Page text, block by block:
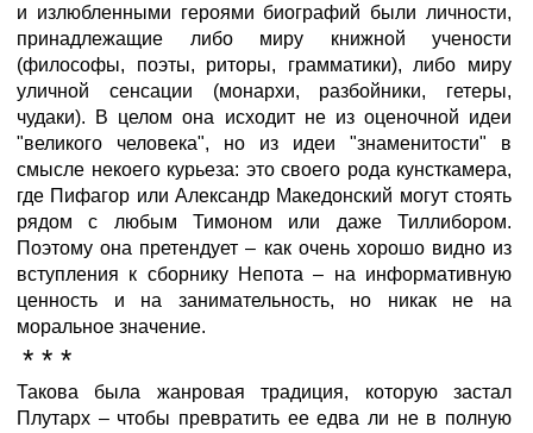
и излюбленными героями биографий были личности,
принадлежащие либо миру книжной учености
(философы, поэты, риторы, грамматики), либо миру
уличной сенсации (монархи, разбойники, гетеры,
чудаки). В целом она исходит не из оценочной идеи
"великого человека", но из идеи "знаменитости" в
смысле некоего курьеза: это своего рода кунсткамера,
где Пифагор или Александр Македонский могут стоять
рядом с любым Тимоном или даже Тиллибором.
Поэтому она претендует – как очень хорошо видно из
вступления к сборнику Непота – на информативную
ценность и на занимательность, но никак не на
моральное значение.
* * *
Такова была жанровая традиция, которую застал
Плутарх – чтобы превратить ее едва ли не в полную